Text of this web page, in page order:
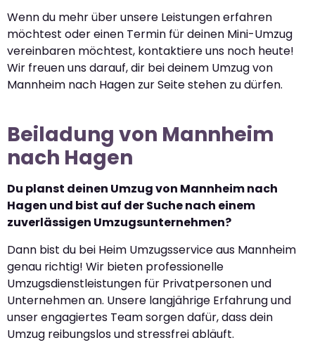
Wenn du mehr über unsere Leistungen erfahren
möchtest oder einen Termin für deinen Mini-Umzug
vereinbaren möchtest, kontaktiere uns noch heute!
Wir freuen uns darauf, dir bei deinem Umzug von
Mannheim nach Hagen zur Seite stehen zu dürfen.
Beiladung von Mannheim
nach Hagen
Du planst deinen Umzug von Mannheim nach
Hagen und bist auf der Suche nach einem
zuverlässigen Umzugsunternehmen?
Dann bist du bei Heim Umzugsservice aus Mannheim
genau richtig! Wir bieten professionelle
Umzugsdienstleistungen für Privatpersonen und
Unternehmen an. Unsere langjährige Erfahrung und
unser engagiertes Team sorgen dafür, dass dein
Umzug reibungslos und stressfrei abläuft.